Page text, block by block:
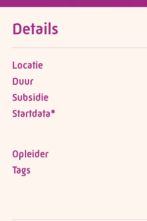
Details
Locatie
Duur
Subsidie
Startdata*
Opleider
Tags